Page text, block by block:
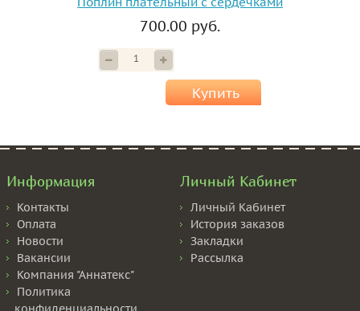
700.00 руб.
Купить
Информация
Контакты
Оплата
Новости
Вакансии
Компания "Аннатекс"
Политика
Личный Кабинет
Личный Кабинет
История заказов
Закладки
Рассылка